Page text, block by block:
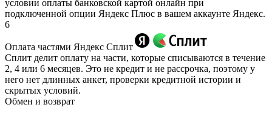
условии оплаты банковской картой онлайн при
подключенной опции Яндекс Плюс в вашем аккаунте Яндекс.
6
Оплата частями Яндекс Сплит
Сплит делит оплату на части, которые списываются в течение
2, 4 или 6 месяцев. Это не кредит и не рассрочка, поэтому у
него нет длинных анкет, проверки кредитной истории и
скрытых условий.
Обмен и возврат